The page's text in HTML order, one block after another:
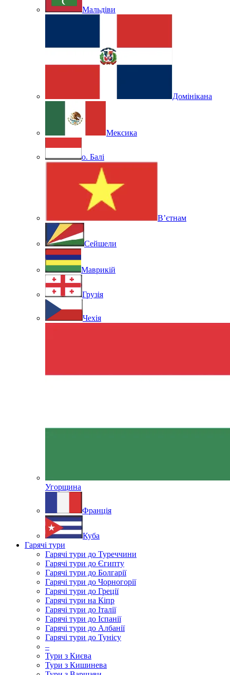
Мальдіви
Домінікана
Мексика
о. Балі
В’єтнам
Сейшели
Маврикій
Грузія
Чехія
Угорщина
Франція
Куба
Гарячі тури
Гарячі тури до Туреччини
Гарячі тури до Єгипту
Гарячі тури до Болгарії
Гарячі тури до Чорногорії
Гарячі тури до Греції
Гарячі тури на Кіпр
Гарячі тури до Італії
Гарячі тури до Іспанії
Гарячі тури до Албанії
Гарячі тури до Тунісу
–
Тури з Києва
Тури з Кишинева